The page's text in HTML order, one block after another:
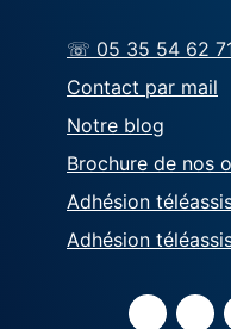
☏ 05 35 54 62
Contact par mail
Notre blog
Brochure de nos
Adhésion
Adhésion